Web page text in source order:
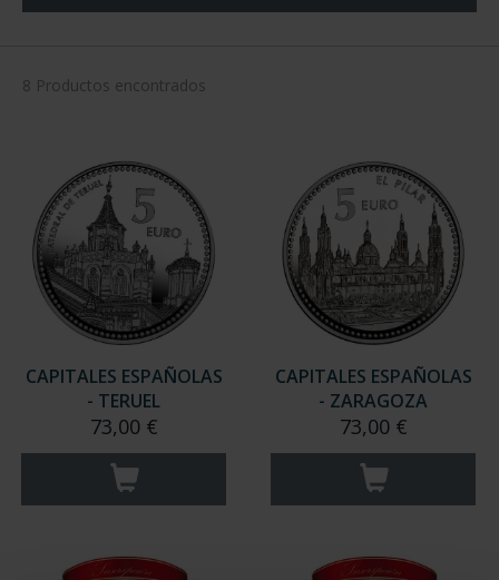
8 Productos encontrados
CAPITALES ESPAÑOLAS
- TERUEL
73,00 €
CAPITALES ESPAÑOLAS
- ZARAGOZA
73,00 €